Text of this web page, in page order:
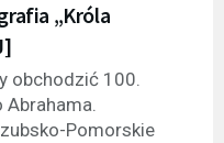
„Króla
obchodzić 100.
Pomorskie